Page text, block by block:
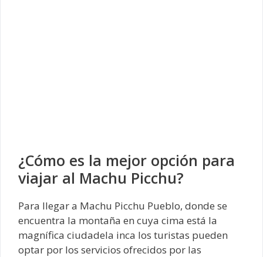
¿Cómo es la mejor opción para
viajar al Machu Picchu?
Para llegar a Machu Picchu Pueblo, donde se
encuentra la montaña en cuya cima está la
magnífica ciudadela inca los turistas pueden
optar por los servicios ofrecidos por las